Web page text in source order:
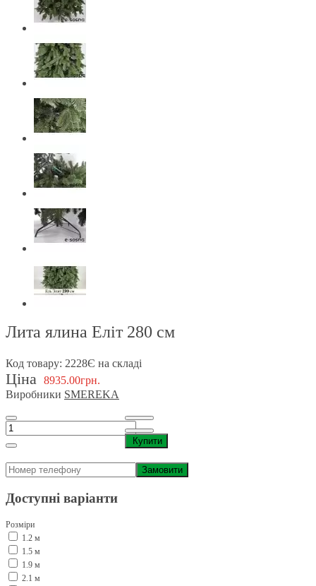
Лита ялина Еліт 280 см
Код товару: 2228Є на складі
Ціна 8935.00грн.
Виробники SMEREKA
Купити
Замовити
Доступні варіанти
Розміри
1.2 м
1.5 м
1.9 м
2.1 м